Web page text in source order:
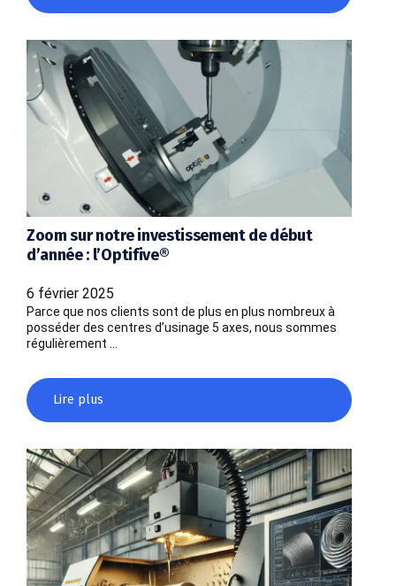
Zoom sur notre investissement de début
d’année : l’Optifive®
6 février 2025
Parce que nos clients sont de plus en plus nombreux à
posséder des centres d’usinage 5 axes, nous sommes
régulièrement …
Lire plus